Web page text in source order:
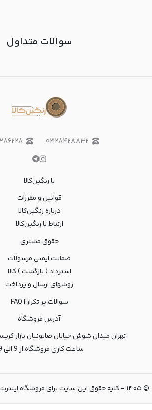
سوالات متداول
۰۲۱۲۸۴۲۸۸۳۲
با رنگین‌کالا
قوانین و مقررات
درباره رنگین‌کالا
ارتباط با رنگین‌کالا
حقوق مشتری
ضمانت ایمنی مرسولات
استرداد ( بازگشت ) کالا
روشهای ارسال و پرداخت
سوالات پر تکرار | FAQ
آدرس فروشگاه
تهران میدان شوش خیابان صابونیان بازار
ساعت کاری فروشگاه از 9 الی 19
©۱۴۰۵ - کلیه حقوق این سایت برای فروشگاه